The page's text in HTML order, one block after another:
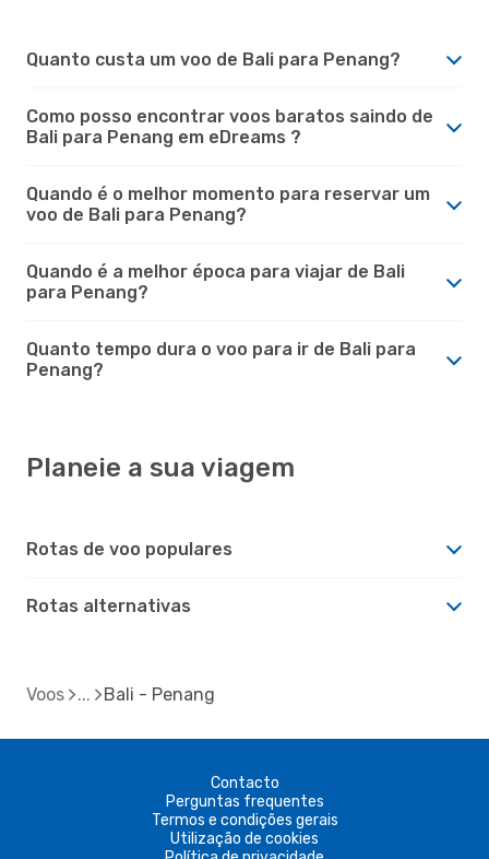
Quanto custa um voo de Bali para Penang?
Como posso encontrar voos baratos saindo de
Bali para Penang em eDreams ?
Quando é o melhor momento para reservar um
voo de Bali para Penang?
Quando é a melhor época para viajar de Bali
para Penang?
Quanto tempo dura o voo para ir de Bali para
Penang?
Planeie a sua viagem
Rotas de voo populares
Rotas alternativas
Voos Bali - Penang
Contacto
Perguntas frequentes
Termos e condições gerais
Utilização de cookies